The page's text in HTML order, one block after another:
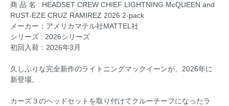
商 品 名 : HEADSET CREW CHIEF LIGHTNING McQUEEN and
RUST-EZE CRUZ RAMIREZ 2026 2-pack
メーカー：アメリカマテル社MATTEL社
シリーズ : 2026シリーズ
初回入荷：2026年3月
久しぶりな完全新作のライトニングマックイーンが、2026年に
新登場。
カーズ３のヘッドセットを取り付けてクルーチーフになったラ